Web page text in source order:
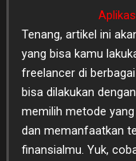
Tenang, artikel ini
yang bisa kamu
freelancer di
bisa dilakukan
memilih metode
dan memanfaatkan
finansialmu. Yuk,